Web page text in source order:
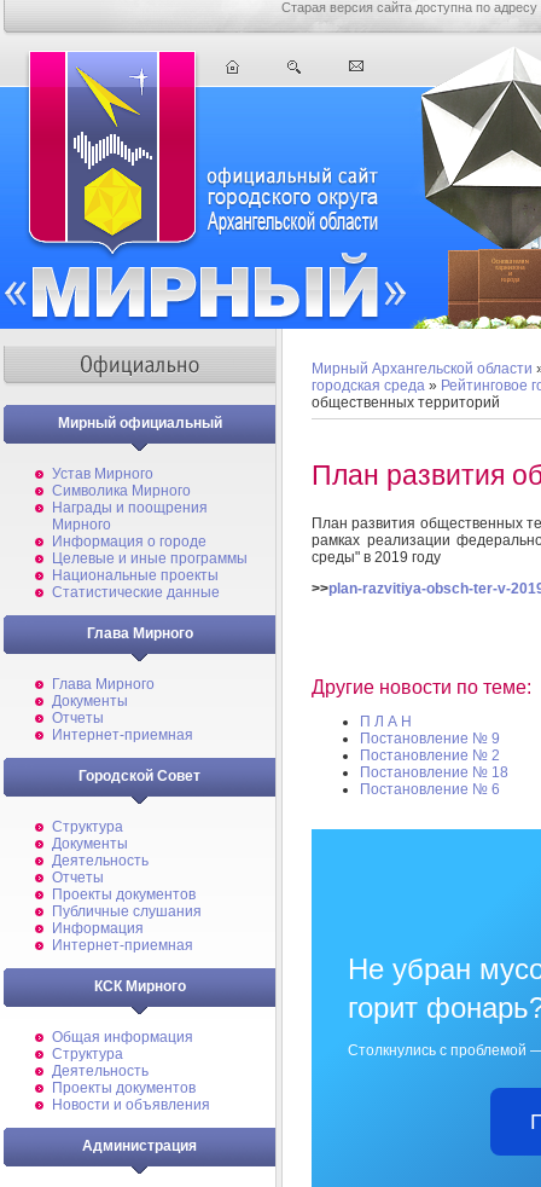
Старая версия сайта доступна по адресу
Мирный официальный
Устав Мирного
Символика Мирного
Награды и поощрения
Мирного
Информация о городе
Целевые и иные программы
Национальные проекты
Статистические данные
Глава Мирного
Глава Мирного
Документы
Отчеты
Интернет-приемная
Городской Совет
Структура
Документы
Деятельность
Отчеты
Проекты документов
Публичные слушания
Информация
Интернет-приемная
КСК Мирного
Общая информация
Структура
Деятельность
Проекты документов
Новости и объявления
Администрация
Мирный Архангельской области
городская среда » Рейтинговое
общественных территорий
План развития
План развития общественных
рамках реализации
среды" в 2019 году
>>plan-razvitiya-obsch-ter-v-
Другие новости по теме:
П Л А Н
Постановление № 9
Постановление № 2
Постановление № 18
Постановление № 6
Не убран
горит
Столкнулись с проблемой